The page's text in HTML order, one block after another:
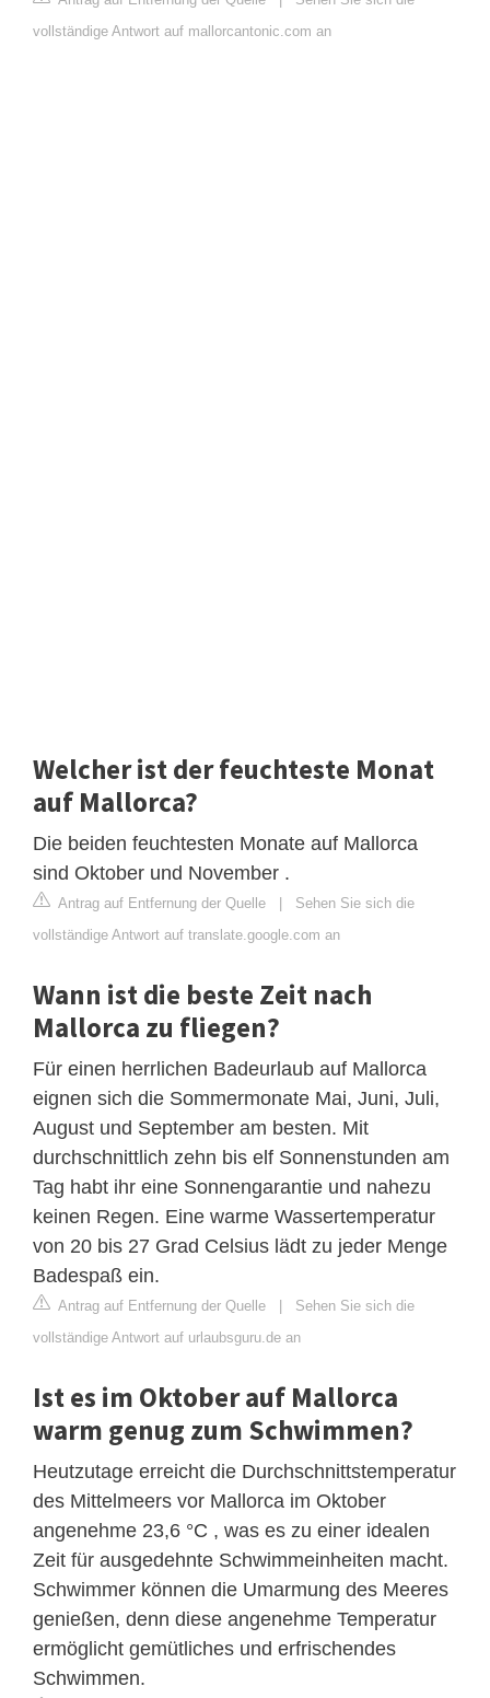
vollständige Antwort auf mallorcantonic.com an
Welcher ist der feuchteste Monat
auf Mallorca?
Die beiden feuchtesten Monate auf Mallorca
sind Oktober und November .
Antrag auf Entfernung der Quelle | Sehen Sie sich die
vollständige Antwort auf translate.google.com an
Wann ist die beste Zeit nach
Mallorca zu fliegen?
Für einen herrlichen Badeurlaub auf Mallorca
eignen sich die Sommermonate Mai, Juni, Juli,
August und September am besten. Mit
durchschnittlich zehn bis elf Sonnenstunden am
Tag habt ihr eine Sonnengarantie und nahezu
keinen Regen. Eine warme Wassertemperatur
von 20 bis 27 Grad Celsius lädt zu jeder Menge
Badespaß ein.
Antrag auf Entfernung der Quelle | Sehen Sie sich die
vollständige Antwort auf urlaubsguru.de an
Ist es im Oktober auf Mallorca
warm genug zum Schwimmen?
Heutzutage erreicht die Durchschnittstemperatur
des Mittelmeers vor Mallorca im Oktober
angenehme 23,6 °C , was es zu einer idealen
Zeit für ausgedehnte Schwimmeinheiten macht.
Schwimmer können die Umarmung des Meeres
genießen, denn diese angenehme Temperatur
ermöglicht gemütliches und erfrischendes
Schwimmen.